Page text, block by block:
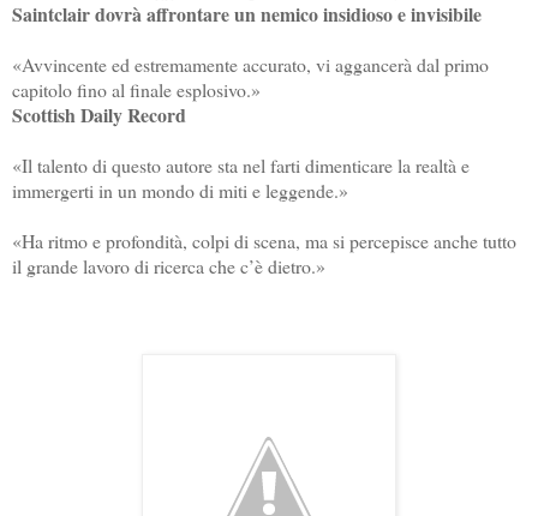
Saintclair dovrà affrontare un nemico insidioso e invisibile
«Avvincente ed estremamente accurato, vi aggancerà dal primo
capitolo fino al finale esplosivo.»
Scottish Daily Record
«Il talento di questo autore sta nel farti dimenticare la realtà e
immergerti in un mondo di miti e leggende.»
«Ha ritmo e profondità, colpi di scena, ma si percepisce anche tutto
il grande lavoro di ricerca che c’è dietro.»